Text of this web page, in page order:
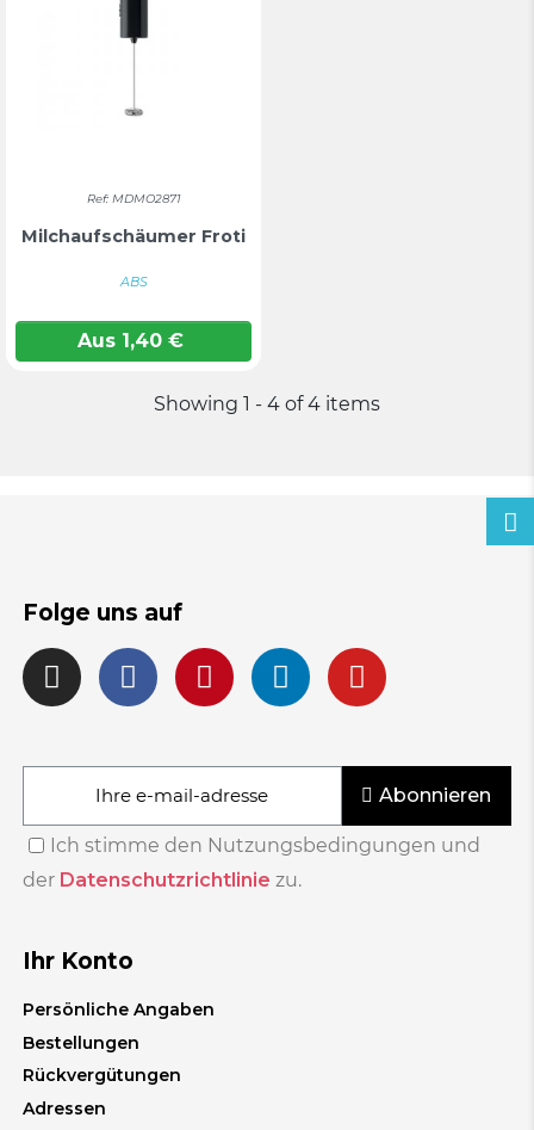
Ref: MDMO2871
Milchaufschäumer Froti
ABS
Aus 1,40 €
Showing 1 - 4 of 4 items
Folge uns auf
Abonnieren
Ich stimme den Nutzungsbedingungen und
der Datenschutzrichtlinie zu.
Ihr Konto
Persönliche Angaben
Bestellungen
Rückvergütungen
Adressen